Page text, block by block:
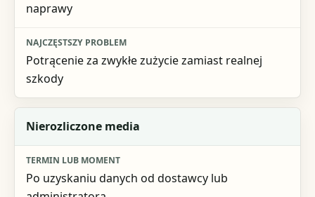
naprawy
Potrącenie za zwykłe zużycie zamiast realnej
szkody
Nierozliczone media
Po uzyskaniu danych od dostawcy lub